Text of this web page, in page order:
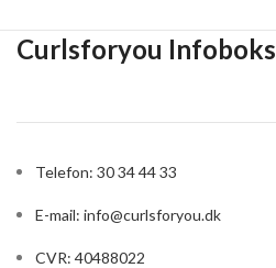
Størrelse: 237 ml
Curlsforyou Infoboks
Telefon: 30 34 44 33
E-mail: info@curlsforyou.dk
CVR: 40488022